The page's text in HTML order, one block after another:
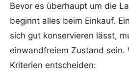
Bevor es überhaupt um die
beginnt alles beim Einkauf. Ein
sich gut konservieren lässt,
einwandfreiem Zustand sein.
Kriterien entscheiden: